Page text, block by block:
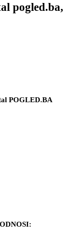
pogled.ba,
POGLED.BA